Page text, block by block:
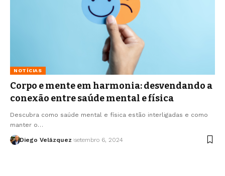
NOTÍCIAS
Corpo e mente em harmonia: desvendando a
conexão entre saúde mental e física
Descubra como saúde mental e física estão interligadas e como
manter o…
Diego Velázquez setembro 6, 2024